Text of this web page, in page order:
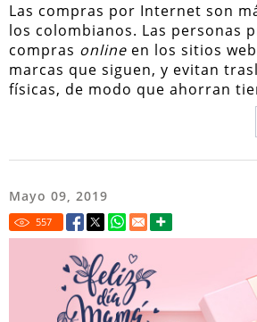
Las compras por Internet son
los colombianos. Las personas
compras online en los sitios
marcas que siguen, y evitan
físicas, de modo que ahorran
Mayo 09, 2019
557